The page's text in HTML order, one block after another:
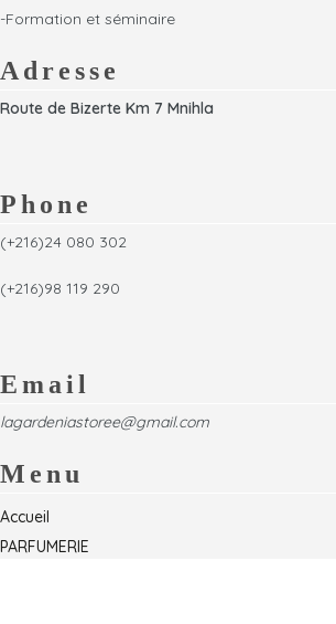
-Formation et séminaire
Adresse
Route de Bizerte Km 7 Mnihla
Phone
(+216)24 080 302
(+216)98 119 290
Email
lagardeniastoree@gmail.com
Menu
Accueil
PARFUMERIE